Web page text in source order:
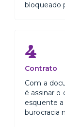
bloqueado
4
Contrato
Com a
é assinar o
esquente
burocracia